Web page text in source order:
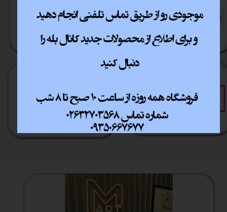
پشتیبانی انلاین
​7روز هفته 10تا 20 ​​سراسر ایران
خرید آسان
فقط با چند کلیک
خرید قسطی
آسان به راحتی